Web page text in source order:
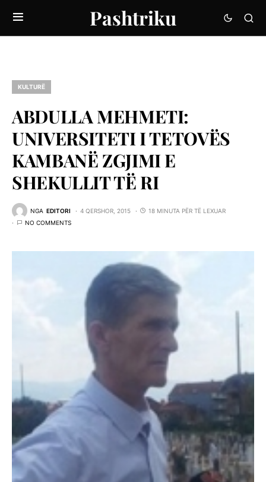
Pashtriku
KULTURË
ABDULLA MEHMETI:
UNIVERSITETI I TETOVËS
KAMBANË ZGJIMI E
SHEKULLIT TË RI
NGA EDITORI 4 QERSHOR, 2015
18 MINUTA PËR TË LEXUAR
NO COMMENTS